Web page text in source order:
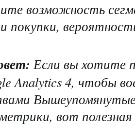
возможность
покупки,
Если вы хотите
Analytics 4, чтобы
вот